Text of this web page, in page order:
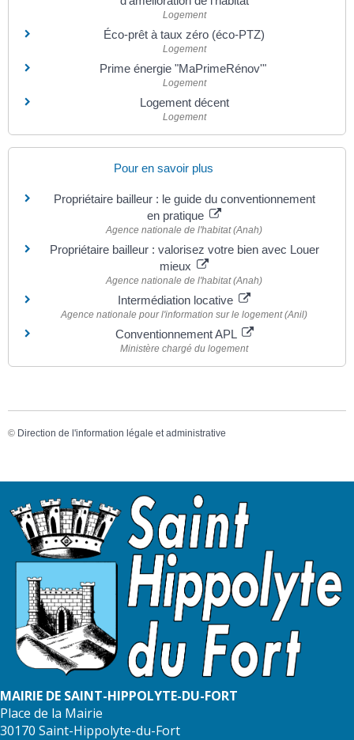
Logement
Éco-prêt à taux zéro (éco-PTZ)
Logement
Prime énergie "MaPrimeRénov'"
Logement
Logement décent
Logement
Pour en savoir plus
Propriétaire bailleur : le guide du conventionnement
en pratique
Agence nationale de l'habitat (Anah)
Propriétaire bailleur : valorisez votre bien avec Louer
mieux
Agence nationale de l'habitat (Anah)
Intermédiation locative
Agence nationale pour l'information sur le logement (Anil)
Conventionnement APL
Ministère chargé du logement
© Direction de l'information légale et administrative
MAIRIE DE SAINT-HIPPOLYTE-DU-FORT
Place de la Mairie
30170 Saint-Hippolyte-du-Fort